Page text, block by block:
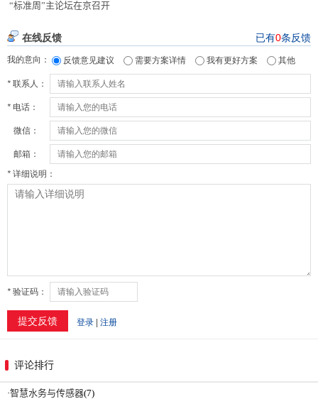
“标准周”主论坛在京召开
评论排行
·智慧水务与传感器(7)